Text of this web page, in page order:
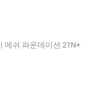
메쉬 파운데이션 21N+